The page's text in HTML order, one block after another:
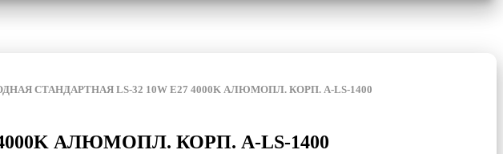
СТАНДАРТНАЯ LS-32 10W E27 4000K АЛЮМОПЛ. КОРП. A-LS-1400
АЛЮМОПЛ. КОРП. A-LS-1400